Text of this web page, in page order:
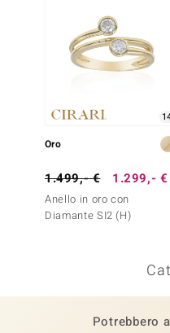
Oro
1.499,- € 1.299,- €
Anello in oro con
Diamante SI2 (H)
Potrebbero